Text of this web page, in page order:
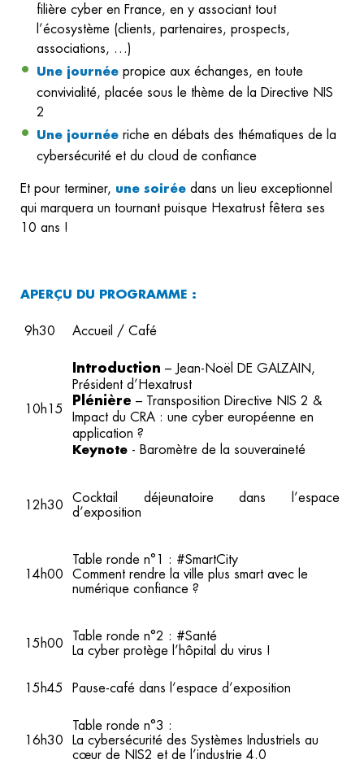
filière cyber en France, en y associant tout
l’écosystème (clients, partenaires, prospects,
associations, …)
Une journée propice aux échanges, en toute
convivialité, placée sous le thème de la Directive NIS
2
Une journée riche en débats des thématiques de la
cybersécurité et du cloud de confiance
Et pour terminer, une soirée dans un lieu exceptionnel
qui marquera un tournant puisque Hexatrust fêtera ses
10 ans !
APERÇU DU PROGRAMME :
9h30 Accueil / Café
10h15
Introduction – Jean-Noël DE GALZAIN,
Président d’Hexatrust
Plénière – Transposition Directive NIS 2 &
Impact du CRA : une cyber européenne en
application ?
Keynote - Baromètre de la souveraineté
12h30
Cocktail déjeunatoire dans l’espace
d’exposition
14h00
Table ronde n°1 : #SmartCity
Comment rendre la ville plus smart avec le
numérique confiance ?
15h00
Table ronde n°2 : #Santé
La cyber protège l’hôpital du virus !
15h45 Pause-café dans l’espace d’exposition
16h30
Table ronde n°3 :
La cybersécurité des Systèmes Industriels au
cœur de NIS2 et de l’industrie 4.0